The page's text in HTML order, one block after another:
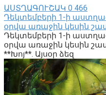
ԱՍՏՂԱԳՈՒՇԱԿ 0 466
Դեկտեմբերի 1-ի
օրվա առաջին կեսին շատ
Դեկտեմբերի 1-ի
օրվա առաջին կեսին շատ
**Խոյ**. Այսօր ձեզ